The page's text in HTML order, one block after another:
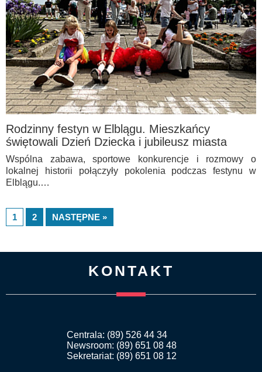
Rodzinny festyn w Elblągu. Mieszkańcy
świętowali Dzień Dziecka i jubileusz miasta
Wspólna zabawa, sportowe konkurencje i rozmowy o
lokalnej historii połączyły pokolenia podczas festynu w
Elblągu.…
1 2 NASTĘPNE »
KONTAKT
Centrala: (89) 526 44 34
Newsroom: (89) 651 08 48
Sekretariat: (89) 651 08 12